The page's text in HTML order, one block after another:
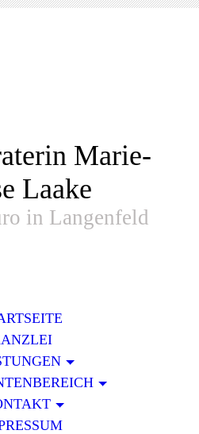
Marie-
Laake
in Langenfeld